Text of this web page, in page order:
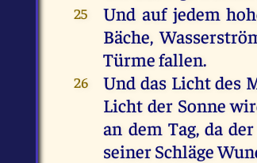
25 Und aufjedem
Bäche,
Türmefallen.
26 Und das Lichtdes
Licht der Sonne
an dem Tag, da der
seinerSchläge